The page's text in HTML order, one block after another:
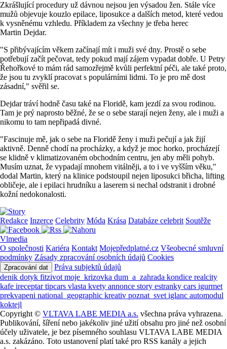
Zkrášlující procedury už dávnou nejsou jen výsadou žen. Stále více
mužů objevuje kouzlo epilace, liposukce a dalších metod, které vedou
k vysněnému vzhledu. Příkladem za všechny je třeba herec
Martin Dejdar.
"S přibývajícím věkem začínají mít i muži své dny. Prostě o sebe
potřebují začít pečovat, tedy pokud mají zájem vypadat dobře. U Petry
Řehořkové to mám rád samozřejmě kvůli perfektní péči, ale také proto,
že jsou tu zvyklí pracovat s populárními lidmi. To je pro mě dost
zásadní," svěřil se.
Dejdar tráví hodně času také na Floridě, kam jezdí za svou rodinou.
Tam je prý naprosto běžné, že se o sebe starají nejen ženy, ale i muži a
nikomu to tam nepřipadá divné.
"Fascinuje mě, jak o sebe na Floridě ženy i muži pečují a jak žijí
aktivně. Denně chodí na procházky, a když je moc horko, procházejí
se klidně v klimatizovaném obchodním centru, jen aby měli pohyb.
Musím uznat, že vypadají mnohem vitálněji, a to i ve vyšším věku,"
dodal Martin, který na klinice podstoupil nejen liposukci břicha, lifting
obličeje, ale i epilaci hrudníku a laserem si nechal odstranit i drobné
kožní nedokonalosti.
Redakce Inzerce Celebrity Móda Krása Databáze celebrit Soutěže
Vlmedia
O společnosti Kariéra Kontakt Mojepředplatné.cz Všeobecné smluvní
podmínky Zásady zpracování osobních údajů Cookies
Zpracování dat
Práva subjektů údajů
denik dotyk fitzivot moje_krizovka dum_a_zahrada kondice realcity
kafe ireceptartipcars vlasta kvety annonce story estranky cars igurmet
prekvapeni national_geographic kreativ poznat_svet iglanc automodul
koktejl
Copyright © VLTAVA LABE MEDIA a.s. všechna práva vyhrazena.
Publikování, šíření nebo jakékoliv jiné užití obsahu pro jiné než osobní
účely uživatele, je bez písemného souhlasu VLTAVA LABE MEDIA
a.s. zakázáno. Toto ustanovení platí také pro RSS kanály a jejich